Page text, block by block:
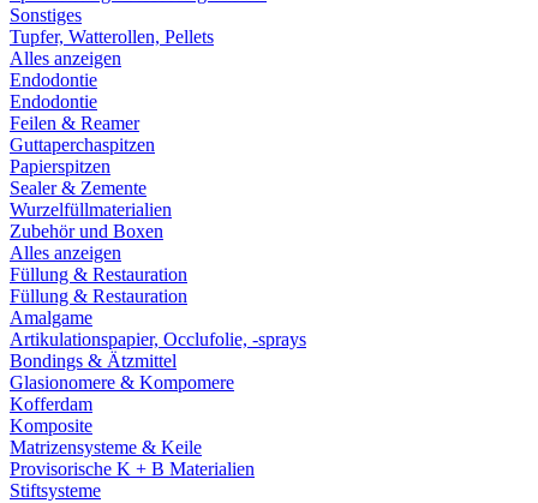
Sonstiges
Tupfer, Watterollen, Pellets
Alles anzeigen
Endodontie
Endodontie
Feilen & Reamer
Guttaperchaspitzen
Papierspitzen
Sealer & Zemente
Wurzelfüllmaterialien
Zubehör und Boxen
Alles anzeigen
Füllung & Restauration
Füllung & Restauration
Amalgame
Artikulationspapier, Occlufolie, -sprays
Bondings & Ätzmittel
Glasionomere & Kompomere
Kofferdam
Komposite
Matrizensysteme & Keile
Provisorische K + B Materialien
Stiftsysteme